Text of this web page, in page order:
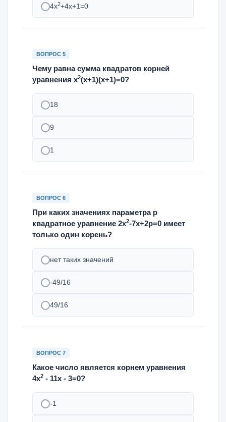
4х2+4х+1=0
ВОПРОС 5
Чему равна сумма квадратов корней
уравнения х2(х+1)(х+1)=0?
18
9
1
ВОПРОС 6
При каких значениях параметра p
квадратное уравнение 2х2-7х+2p=0 имеет
только один корень?
нет таких значений
-49/16
49/16
ВОПРОС 7
Какое число является корнем уравнения
4х2 - 11х - 3=0?
-1